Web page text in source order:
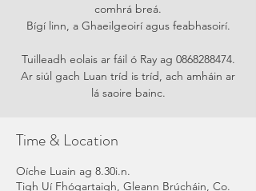
comhrá breá.
Bígí linn, a Ghaeilgeoirí agus feabhasoirí.
Tuilleadh eolais ar fáil ó Ray ag 0868288474.
Ar siúl gach Luan tríd is tríd, ach amháin ar
lá saoire bainc.
Time & Location
Oíche Luain ag 8.30i.n.
Tigh Uí Fhógartaigh, Gleann Brúcháin, Co.